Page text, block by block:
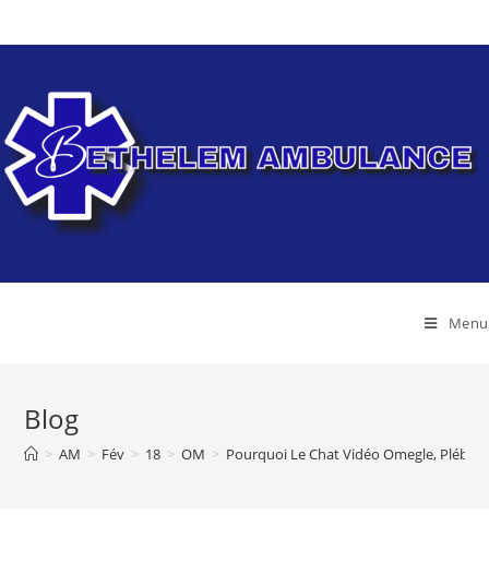
to
Menu
Blog
> AM > Fév > 18 > OM > Pourquoi Le Chat Vidéo Omegle,